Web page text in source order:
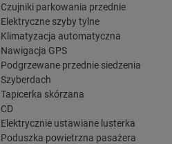
Czujniki parkowania przednie
Elektryczne szyby tylne
Klimatyzacja automatyczna
Nawigacja GPS
Podgrzewane przednie siedzenia
Szyberdach
Tapicerka skórzana
CD
Elektrycznie ustawiane lusterka
Poduszka powietrzna pasażera